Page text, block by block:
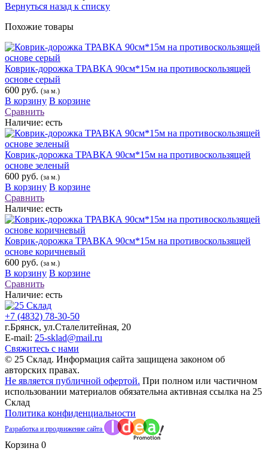
Вернуться назад к списку
Похожие товары
Коврик-дорожка ТРАВКА 90см*15м на противоскользящей
основе серый
600 руб. (за м.)
В корзину В корзине
Сравнить
Наличие: есть
Коврик-дорожка ТРАВКА 90см*15м на противоскользящей
основе зеленый
600 руб. (за м.)
В корзину В корзине
Сравнить
Наличие: есть
Коврик-дорожка ТРАВКА 90см*15м на противоскользящей
основе коричневый
600 руб. (за м.)
В корзину В корзине
Сравнить
Наличие: есть
+7 (4832) 78-30-50
г.Брянск, ул.Сталелитейная, 20
E-mail: 25-sklad@mail.ru
Свяжитесь с нами
© 25 Склад. Информация сайта защищена законом об
авторских правах.
Не является публичной офертой. При полном или частичном
использовании материалов обязательна активная ссылка на 25
Склад
Политика конфиденциальности
Разработка и продвижение сайта
Корзина 0